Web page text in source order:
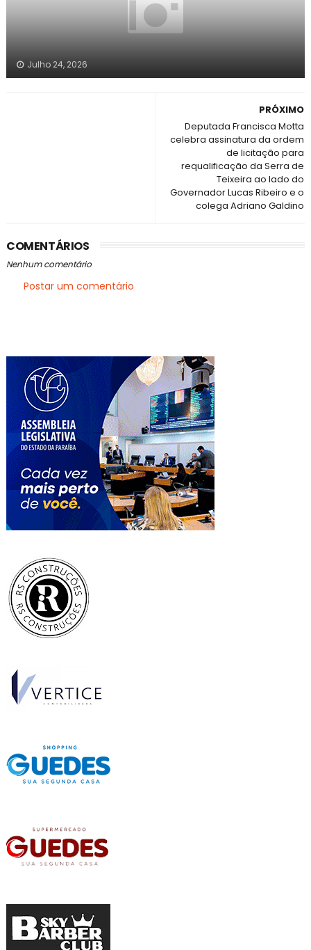
Julho 24, 2026
PRÓXIMO
Deputada Francisca Motta
celebra assinatura da ordem
de licitação para
requalificação da Serra de
Teixeira ao lado do
Governador Lucas Ribeiro e o
colega Adriano Galdino
COMENTÁRIOS
Nenhum comentário
Postar um comentário